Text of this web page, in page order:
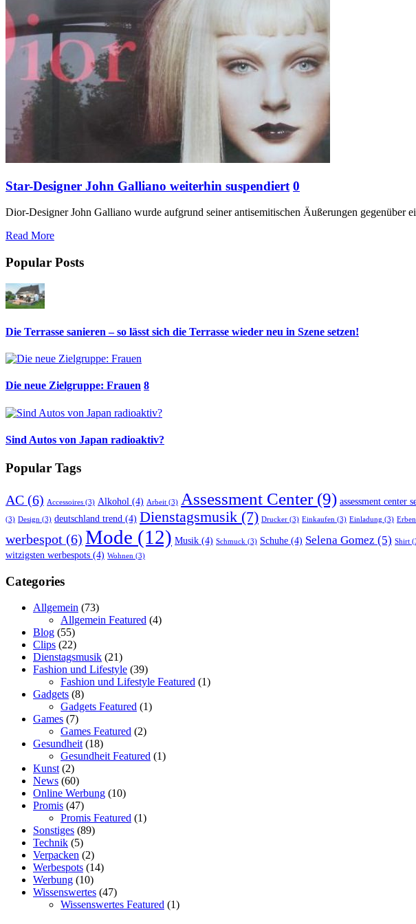
Star-Designer John Galliano weiterhin suspendiert 0
Dior-Designer John Galliano wurde aufgrund seiner antisemitischen Äußerungen gegenüber
Read More
Popular Posts
Die Terrasse sanieren – so lässt sich die Terrasse wieder neu in Szene setzen!
Die neue Zielgruppe: Frauen 8
Sind Autos von Japan radioaktiv?
Popular Tags
AC (6) Accessoires (3) Alkohol (4) Arbeit (3) Assessment Center(9) assessment center
(3) Design (3) deutschland trend (4) Dienstagsmusik (7) Drucker (3) Einkaufen (3) Einladung (3) Erben
werbespot (6) Mode (12) Musik (4) Schmuck (3) Schuhe (4) Selena Gomez (5) Shirt
witzigsten werbespots (4) Wohnen (3)
Categories
Allgemein (73)
Allgemein Featured (4)
Blog (55)
Clips (22)
Dienstagsmusik (21)
Fashion und Lifestyle (39)
Fashion und Lifestyle Featured (1)
Gadgets (8)
Gadgets Featured (1)
Games (7)
Games Featured (2)
Gesundheit(18)
Gesundheit Featured (1)
Kunst(2)
News (60)
Online Werbung (10)
Promis (47)
Promis Featured (1)
Sonstiges (89)
Technik (5)
Verpacken (2)
Werbespots (14)
Werbung (10)
Wissenswertes (47)
Wissenswertes Featured (1)